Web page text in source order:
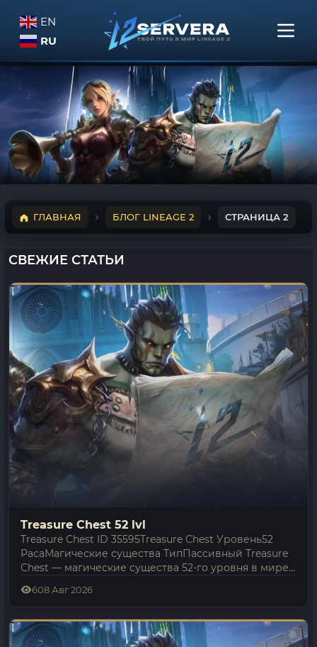
EN
RU
ГЛАВНАЯ БЛОГ LINEAGE 2 СТРАНИЦА 2
СВЕЖИЕ СТАТЬИ
Treasure Chest 52 lvl
Treasure Chest ID 35595Treasure Chest Уровень52
РасаМагические существа ТипПассивный Treasure
Chest — магические существа 52-го уровня в мире
реагирует, лишь если его…
608 Авг 2026